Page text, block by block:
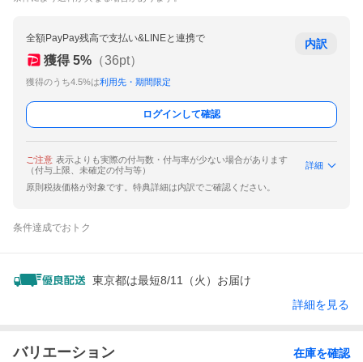
全額PayPay残高で支払い&LINEと連携で
獲得 5% （36pt）
獲得のうち4.5%は利用先・期間限定
内訳
ログインして確認
ご注意 表示よりも実際の付与数・付与率が少ない場合があります
（付与上限、未確定の付与等）
詳細
原則税抜価格が対象です。特典詳細は内訳でご確認ください。
条件達成でおトク
東京都は最短8/11（火）お届け
詳細を見る
バリエーション 在庫を確認